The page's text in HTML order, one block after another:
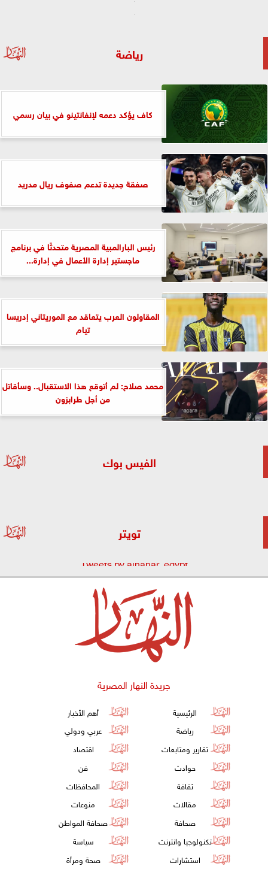
رياضة
كاف يؤكد دعمه لإنفانتينو في بيان رسمي
صفقة جديدة تدعم صفوف ريال مدريد
رئيس البارالمبية المصرية متحدثًا في برنامج
ماجستير إدارة الأعمال في إدارة...
المقاولون العرب يتعاقد مع الموريتاني إدريسا
تيام
محمد صلاح: لم أتوقع هذا الاستقبال.. وسأقاتل
من أجل طرابزون
الفيس بوك
تويتر
Tweets by alnahar_egypt
جريدة النهار المصرية
الرئيسية
أهم الأخبار
رياضة
عربي ودولي
تقارير ومتابعات
اقتصاد
حوادث
فن
ثقافة
المحافظات
مقالات
منوعات
صحافة
صحافة المواطن
تكنولوجيا وانترنت
سياسة
استشارات
صحة ومرأة